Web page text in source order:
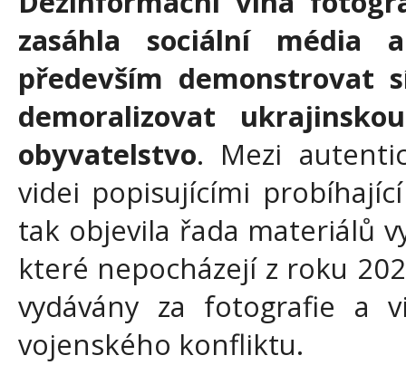
zasáhla sociální média
především demonstrovat
demoralizovat
obyvatelstvo. Mezi
videi popisujícími
tak objevila řada materiálů
které nepocházejí z roku
vydávány za fotografie a
vojenského konfliktu.